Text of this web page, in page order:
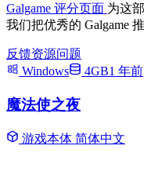
Galgame 评分页面 为这
我们把优秀的 Galgame
反馈资源问题
Windows
4GB1 年前
魔法使之夜
游戏本体 简体中文